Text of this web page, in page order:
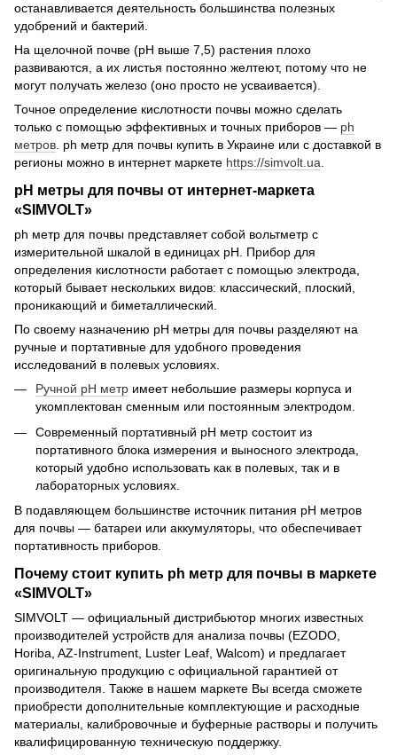
останавливается деятельность большинства полезных
удобрений и бактерий.
На щелочной почве (рН выше 7,5) растения плохо
развиваются, а их листья постоянно желтеют, потому что не
могут получать железо (оно просто не усваивается).
Точное определение кислотности почвы можно сделать
только с помощью эффективных и точных приборов — ph
метров. ph метр для почвы купить в Украине или с доставкой в
регионы можно в интернет маркете https://simvolt.ua.
pH метры для почвы от интернет-маркета
«SIMVOLT»
ph метр для почвы представляет собой вольтметр с
измерительной шкалой в единицах рН. Прибор для
определения кислотности работает с помощью электрода,
который бывает нескольких видов: классический, плоский,
проникающий и биметаллический.
По своему назначению pH метры для почвы разделяют на
ручные и портативные для удобного проведения
исследований в полевых условиях.
Ручной pH метр имеет небольшие размеры корпуса и
укомплектован сменным или постоянным электродом.
Современный портативный pH метр состоит из
портативного блока измерения и выносного электрода,
который удобно использовать как в полевых, так и в
лабораторных условиях.
В подавляющем большинстве источник питания pH метров
для почвы — батареи или аккумуляторы, что обеспечивает
портативность приборов.
Почему стоит купить ph метр для почвы в маркете
«SIMVOLT»
SIMVOLT — официальный дистрибьютор многих известных
производителей устройств для анализа почвы (EZODO,
Horiba, AZ-Instrument, Luster Leaf, Walcom) и предлагает
оригинальную продукцию с официальной гарантией от
производителя. Также в нашем маркете Вы всегда сможете
приобрести дополнительные комплектующие и расходные
материалы, калибровочные и буферные растворы и получить
квалифицированную техническую поддержку.